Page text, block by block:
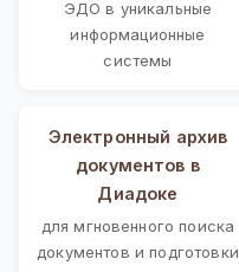
ЭДО в уникальные
информационные
системы
Электронный архив
документов в
Диадоке
для мгновенного поиска
документов и подготовки